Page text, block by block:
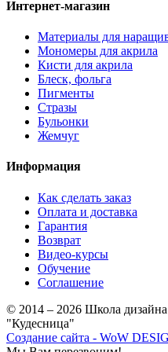
Интернет-магазин
Материалы для
Мономеры для акрила
Кисти для акрила
Блеск, фольга
Пигменты
Стразы
Бульонки
Жемчуг
Информация
Как сделать заказ
Оплата и доставка
Гарантия
Возврат
Видео-курсы
Обучение
Соглашение
© 2014 – 2026 Школа
"Кудесница"
Создание сайта - WoW